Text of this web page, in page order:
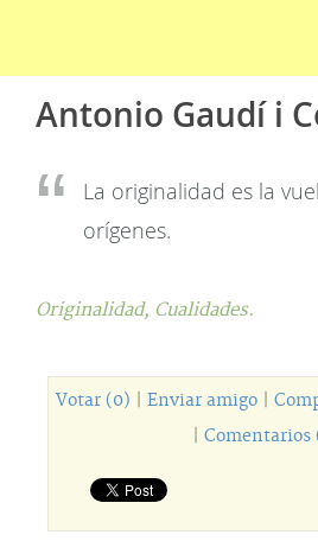
Antonio Gaudí i
La originalidad es la
orígenes.
Originalidad, Cualidades.
Votar (0) Enviar amigo|
Comentarios